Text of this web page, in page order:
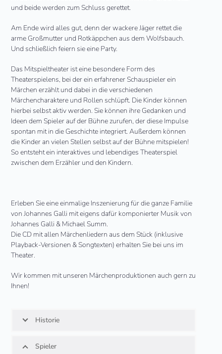
und beide werden zum Schluss gerettet.
Am Ende wird alles gut, denn der wackere Jäger rettet die
arme Großmutter und Rotkäppchen aus dem Wolfsbauch.
Und schließlich feiern sie eine Party.
Das Mitspieltheater ist eine besondere Form des
Theaterspielens, bei der ein erfahrener Schauspieler ein
Märchen erzählt und dabei in die verschiedenen
Märchencharaktere und Rollen schlüpft. Die Kinder können
hierbei selbst aktiv werden. Sie können ihre Gedanken und
Ideen dem Spieler auf der Bühne zurufen, der diese Impulse
spontan mit in die Geschichte integriert. Außerdem können
die Kinder an vielen Stellen selbst auf der Bühne mitspielen!
So entsteht ein interaktives und lebendiges Theaterspiel
zwischen dem Erzähler und den Kindern.
Erleben Sie eine einmalige Inszenierung für die ganze Familie
von Johannes Galli mit eigens dafür komponierter Musik von
Johannes Galli & Michael Summ.
Die CD mit allen Märchenliedern aus dem Stück (inklusive
Playback-Versionen &Songtexten) erhalten Sie bei uns im
Theater.
Wir kommen mit unseren Märchenproduktionen auch gern zu
Ihnen!
Historie
Spieler